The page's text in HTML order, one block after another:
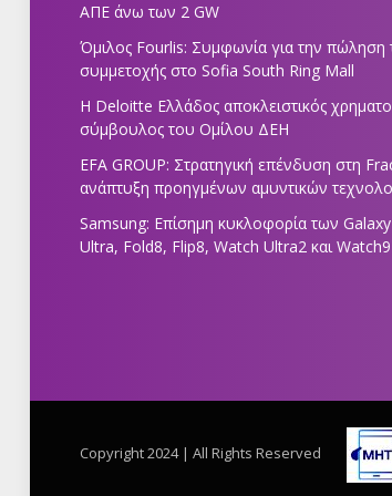
ΑΠΕ άνω των 2 GW
Όμιλος Fourlis: Συμφωνία για την πώληση
συμμετοχής στο Sofia South Ring Mall
Η Deloitte Ελλάδος αποκλειστικός
σύμβουλος του Ομίλου ΔΕΗ
EFA GROUP: Στρατηγική επένδυση στη
ανάπτυξη προηγμένων αμυντικών
Samsung: Επίσημη κυκλοφορία των
Ultra, Fold8, Flip8, Watch Ultra2 και Watch9
Copyright 2024 | All Rights Reserved